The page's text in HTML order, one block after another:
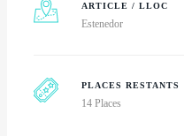
ARTICLE / LLOC
Estenedor
PLACES RESTANTS
14 Places